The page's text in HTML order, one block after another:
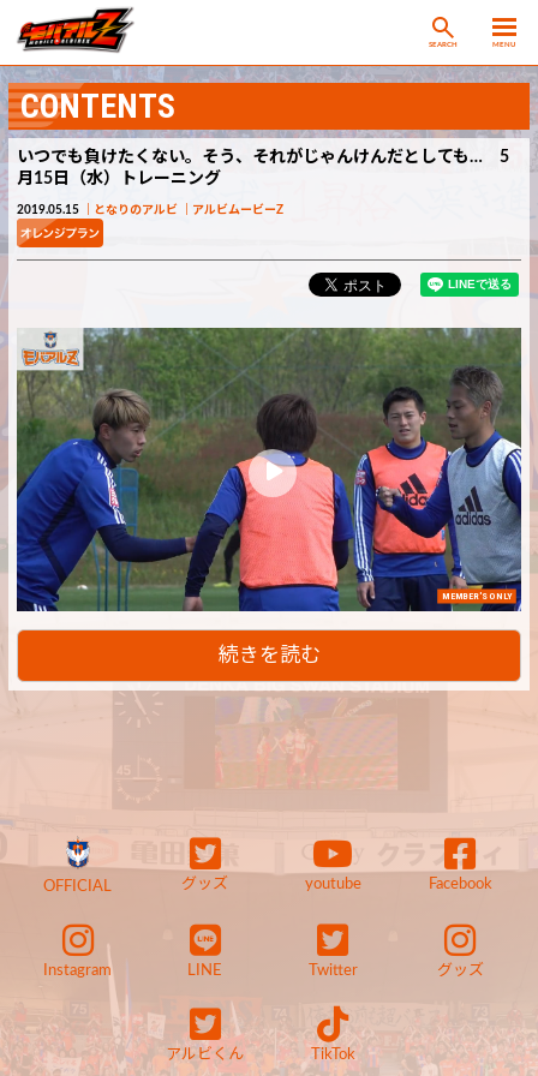
SEARCH MENU
CONTENTS
いつでも負けたくない。そう、それがじゃんけんだとしても… 5
月15日（水）トレーニング
2019.05.15 となりのアルビ アルビムービーZ
MEMBER'S ONLY
続きを読む
OFFICIAL グッズ youtube Facebook
Instagram LINE Twitter グッズ
アルビくん TikTok